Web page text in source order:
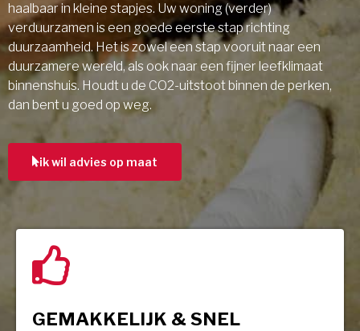
haalbaar in kleine stapjes. Uw woning (verder)
verduurzamen is een goede eerste stap richting
duurzaamheid. Het is zowel een stap vooruit naar een
duurzamere wereld, als ook naar een fijner leefklimaat
binnenshuis. Houdt u de CO2-uitstoot binnen de perken,
dan bent u goed op weg.
ik wil advies op maat
GEMAKKELIJK & SNEL